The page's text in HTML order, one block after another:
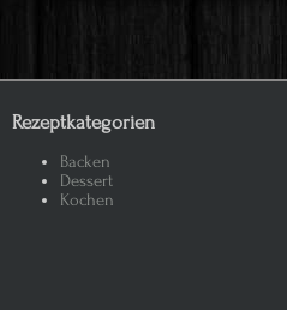
Rezeptkategorien
Backen
Dessert
Kochen